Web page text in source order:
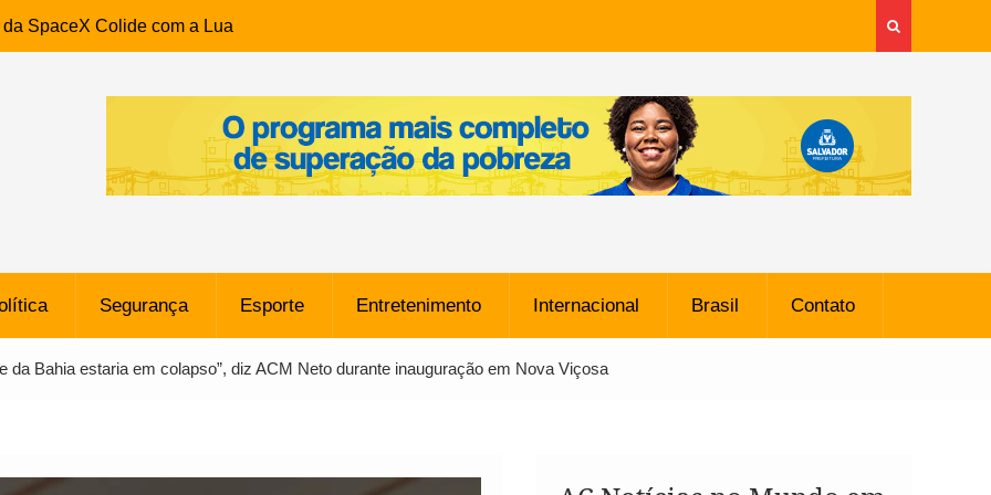
SpaceX Colide com a Lua
Metros, Afirma a Nasa
Cabo Daciolo Tem
em Frente a
da Mata Escura, em
B: Lateral revelado pelo
ligada a ‘Zói de Gato’, do
Segurança Esporte Entretenimento Internacional Brasil Contato
da Bahia estaria em colapso”, diz ACM Neto durante inauguração em Nova Viçosa